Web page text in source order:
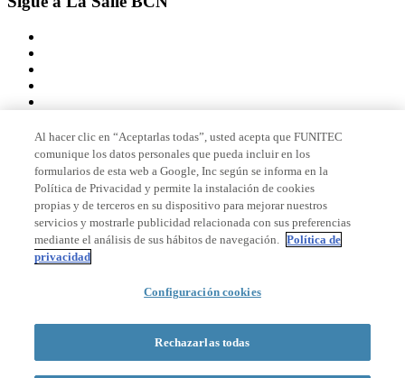
Miembro de
Acreditaciones
© 2026 La Salle Campus Barcelona - URL |
Formulario de búsqueda
Al hacer clic en “Aceptarlas todas”, usted acepta que FUNITEC
comunique los datos personales que pueda incluir en los
formularios de esta web a Google, Inc según se informa en la
Política de Privacidad y permite la instalación de cookies
propias y de terceros en su dispositivo para mejorar nuestros
servicios y mostrarle publicidad relacionada con sus preferencias
mediante el análisis de sus hábitos de navegación. Política de
privacidad
Configuración cookies
Rechazarlas todas